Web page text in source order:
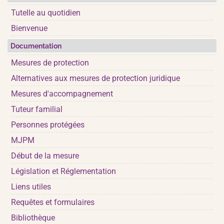
Tutelle au quotidien
Bienvenue
Documentation
Mesures de protection
Alternatives aux mesures de protection juridique
Mesures d'accompagnement
Tuteur familial
Personnes protégées
MJPM
Début de la mesure
Législation et Réglementation
Liens utiles
Requêtes et formulaires
Bibliothèque